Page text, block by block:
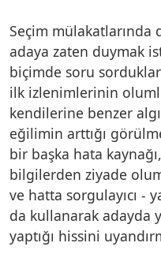
Seçim
adaya zaten duymak
biçimde soru
ilk izlenimlerinin
kendilerine benzer
eğilimin arttığı
bir başka hata
bilgilerden ziyade
ve hatta sorgulayıcı -
da kullanarak adayda
yaptığı hissini